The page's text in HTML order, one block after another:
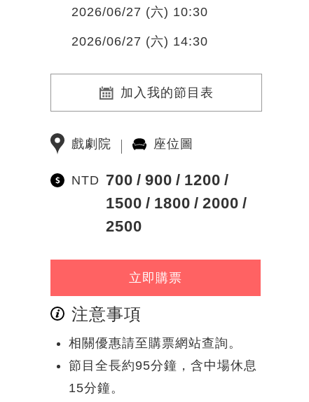
2026/06/27 (六) 10:30
2026/06/27 (六) 14:30
加入我的節目表
戲劇院 座位圖
NTD 700 900
1200
1500
1800
2000
2500
立即購票
注意事項
相關優惠請至購票網站查詢。
節目全長約95分鐘，含中場休息
15分鐘。